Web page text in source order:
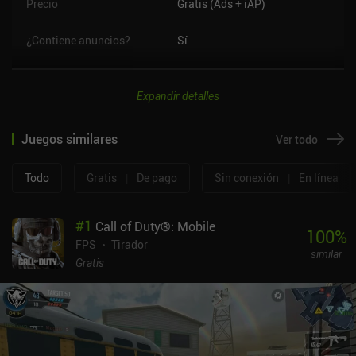
Precio Gratis (Ads + iAP)
¿Contiene anuncios? Sí
Expandir detalles
Juegos similares Ver todo
Todo Gratis De pago Sin conexión En línea
#1 Call of Duty®: Mobile
FPS
Tirador
Gratis
100%
similar